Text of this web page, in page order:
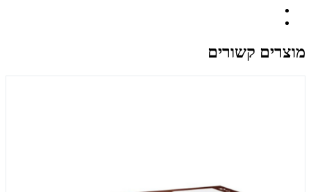
מוצרים קשורים